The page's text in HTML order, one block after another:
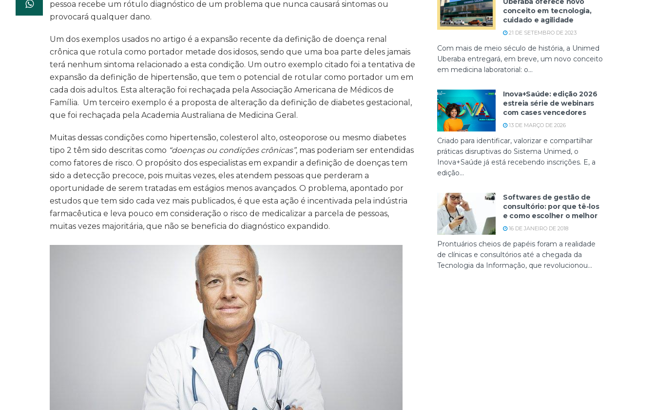
pessoa recebe um rótulo diagnóstico de um problema que nunca causará sintomas ou
provocará qualquer dano.
Um dos exemplos usados no artigo é a expansão recente da definição de doença renal
crônica que rotula como portador metade dos idosos, sendo que uma boa parte deles jamais
terá nenhum sintoma relacionado a esta condição. Um outro exemplo citado foi a tentativa de
expansão da definição de hipertensão, que tem o potencial de rotular como portador um em
cada dois adultos. Esta alteração foi rechaçada pela Associação Americana de Médicos de
Família. Um terceiro exemplo é a proposta de alteração da definição de diabetes gestacional,
que foi rechaçada pela Academia Australiana de Medicina Geral.
Muitas dessas condições como hipertensão, colesterol alto, osteoporose ou mesmo diabetes
tipo 2 têm sido descritas como “doenças ou condições crônicas”, mas poderiam ser entendidas
como fatores de risco. O propósito dos especialistas em expandir a definição de doenças tem
sido a detecção precoce, pois muitas vezes, eles atendem pessoas que perderam a
oportunidade de serem tratadas em estágios menos avançados. O problema, apontado por
estudos que tem sido cada vez mais publicados, é que esta ação é incentivada pela indústria
farmacêutica e leva pouco em consideração o risco de medicalizar a parcela de pessoas,
muitas vezes majoritária, que não se beneficia do diagnóstico expandido.
conceito em tecnologia,
cuidado e agilidade
21 DE SETEMBRO DE 2023
Com mais de meio século de história, a Unimed
Uberaba entregará, em breve, um novo conceito
em medicina laboratorial: o...
Inova+Saúde: edição 2026
estreia série de webinars
com cases vencedores
13 DE MARÇO DE 2026
Criado para identificar, valorizar e compartilhar
práticas disruptivas do Sistema Unimed, o
Inova+Saúde já está recebendo inscrições. E, a
edição...
Softwares de gestão de
consultório: por que tê-los
e como escolher o melhor
16 DE JANEIRO DE 2018
Prontuários cheios de papéis foram a realidade
de clínicas e consultórios até a chegada da
Tecnologia da Informação, que revolucionou...